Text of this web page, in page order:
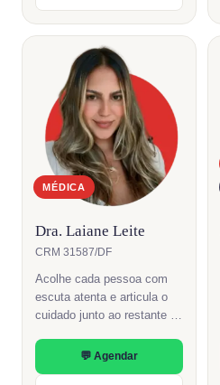
MÉDICA
Dra. Laiane Leite
CRM 31587/DF
Acolhe cada pessoa com
escuta atenta e articula o
cuidado junto ao restante da
💬 Agendar